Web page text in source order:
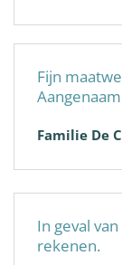
Fijn
Familie De
In geval
rekenen.